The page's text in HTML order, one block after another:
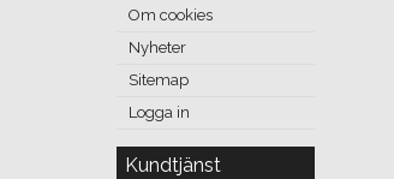
Om cookies
Nyheter
Sitemap
Logga in
Kundtjänst